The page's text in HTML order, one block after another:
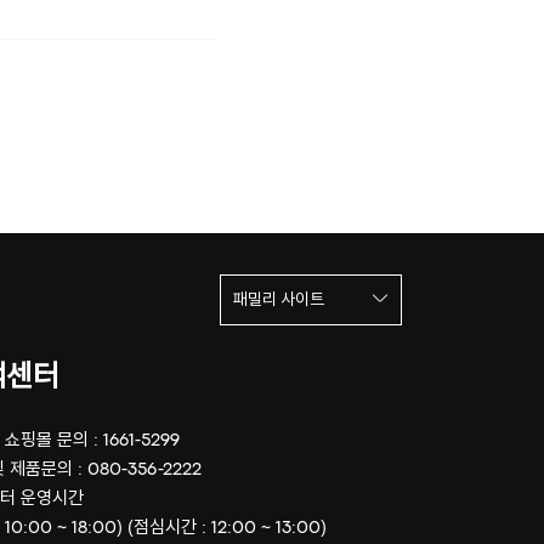
터
쇼핑몰 문의 : 1661-5299
제품문의 : 080-356-2222
운영시간
10:00 ~ 18:00) (점심시간 : 12:00 ~ 13:00)
패밀리 사이트